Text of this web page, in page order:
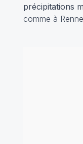
précipitations
comme à